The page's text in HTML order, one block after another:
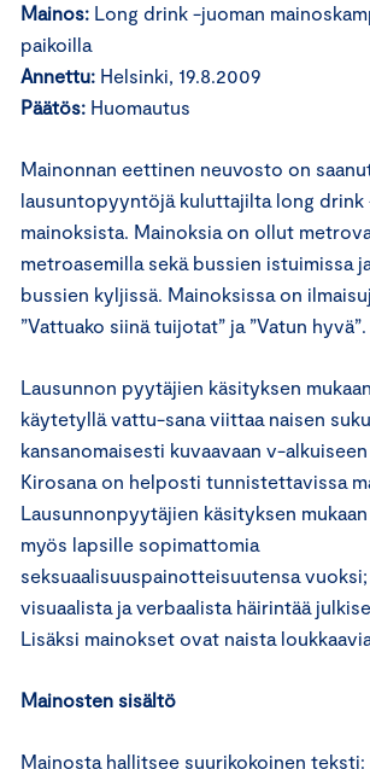
Mainos: Long drink -juoman
paikoilla
Annettu: Helsinki, 19.8.2009
Päätös: Huomautus
Mainonnan eettinen neuvosto on
lausuntopyyntöjä kuluttajilta long drink
mainoksista. Mainoksia on ollut
metroasemilla sekä bussien istuimissa
bussien kyljissä. Mainoksissa on
”Vattuako siinä tuijotat” ja ”Vatun hyvä”.
Lausunnon pyytäjien käsityksen
käytetyllä vattu-sana viittaa naisen
kansanomaisesti kuvaavaan v-
Kirosana on helposti tunnistettavissa
Lausunnonpyytäjien käsityksen
myös lapsille sopimattomia
seksuaalisuuspainotteisuutensa
visuaalista ja verbaalista häirintää
Lisäksi mainokset ovat naista
Mainosten sisältö
Mainosta hallitsee suurikokoinen teksti: